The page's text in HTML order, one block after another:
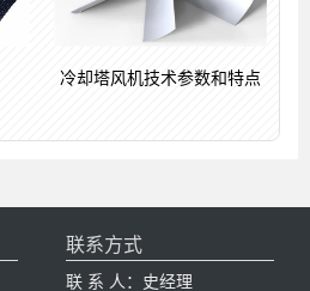
冷却塔风机技术参数和特点
联系方式
联 系 人：史经理